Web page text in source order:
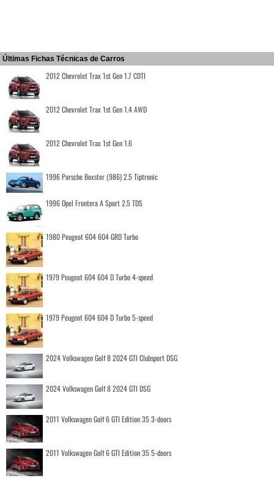
Últimas Fichas Técnicas de Carros
2012 Chevrolet Trax 1st Gen 1.7 CDTI
2012 Chevrolet Trax 1st Gen 1.4 AWD
2012 Chevrolet Trax 1st Gen 1.6
1996 Porsche Boxster (986) 2.5 Tiptronic
1996 Opel Frontera A Sport 2.5 TDS
1980 Peugeot 604 604 GRD Turbo
1979 Peugeot 604 604 D Turbo 4-speed
1979 Peugeot 604 604 D Turbo 5-speed
2024 Volkswagen Golf 8 2024 GTI Clubsport DSG
2024 Volkswagen Golf 8 2024 GTI DSG
2011 Volkswagen Golf 6 GTI Edition 35 3-doors
2011 Volkswagen Golf 6 GTI Edition 35 5-doors